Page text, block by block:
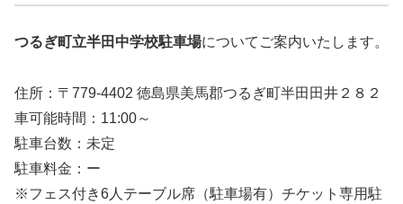
つるぎ町立半田中学校駐車場についてご案内いたします。
住所：〒779-4402 徳島県美馬郡つるぎ町半田田井２８２
車可能時間：11:00～
駐車台数：未定
駐車料金：ー
※フェス付き6人テーブル席（駐車場有）チケット専用駐